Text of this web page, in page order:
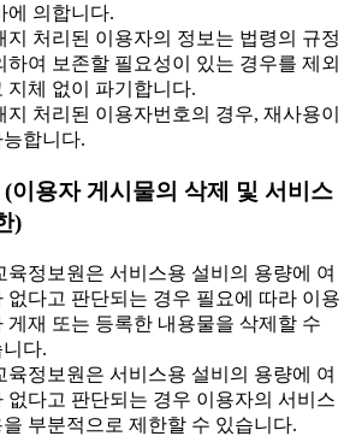
에 의합니다.
처리된 이용자의 정보는 법령의 규정
하여 보존할 필요성이 있는 경우를 제외
지체 없이 파기합니다.
처리된 이용자번호의 경우, 재사용이
능합니다.
(이용자 게시물의 삭제 및 서비스
)
정보원은 서비스용 설비의 용량에 여
없다고 판단되는 경우 필요에 따라 이용
게재 또는 등록한 내용물을 삭제할 수
다.
정보원은 서비스용 설비의 용량에 여
없다고 판단되는 경우 이용자의 서비스
을 부분적으로 제한할 수 있습니다.